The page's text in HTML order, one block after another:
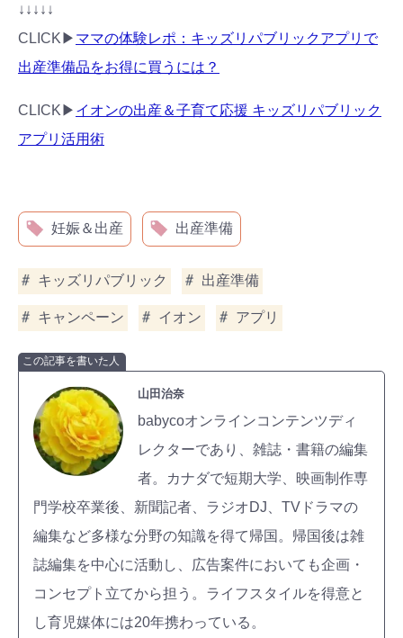
↓↓↓↓↓
CLICK▶︎ ママの体験レポ：キッズリパブリックアプリで
出産準備品をお得に買うには？
CLICK▶︎ イオンの出産＆子育て応援 キッズリパブリック
アプリ活用術
妊娠＆出産 出産準備
キッズリパブリック 出産準備
キャンペーン イオン アプリ
この記事を書いた人
山田治奈
babycoオンラインコンテンツディ
レクターであり、雑誌・書籍の編集
者。カナダで短期大学、映画制作専
門学校卒業後、新聞記者、ラジオDJ、TVドラマの
編集など多様な分野の知識を得て帰国。帰国後は雑
誌編集を中心に活動し、広告案件においても企画・
コンセプト立てから担う。ライフスタイルを得意と
し育児媒体には20年携わっている。